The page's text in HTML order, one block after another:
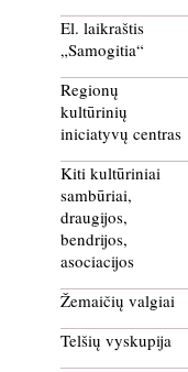
El. laikraštis
„Samogitia“
Regionų
kultūrinių
iniciatyvų centras
Kiti kultūriniai
sambūriai,
draugijos,
bendrijos,
asociacijos
Žemaičių valgiai
Telšių vyskupija